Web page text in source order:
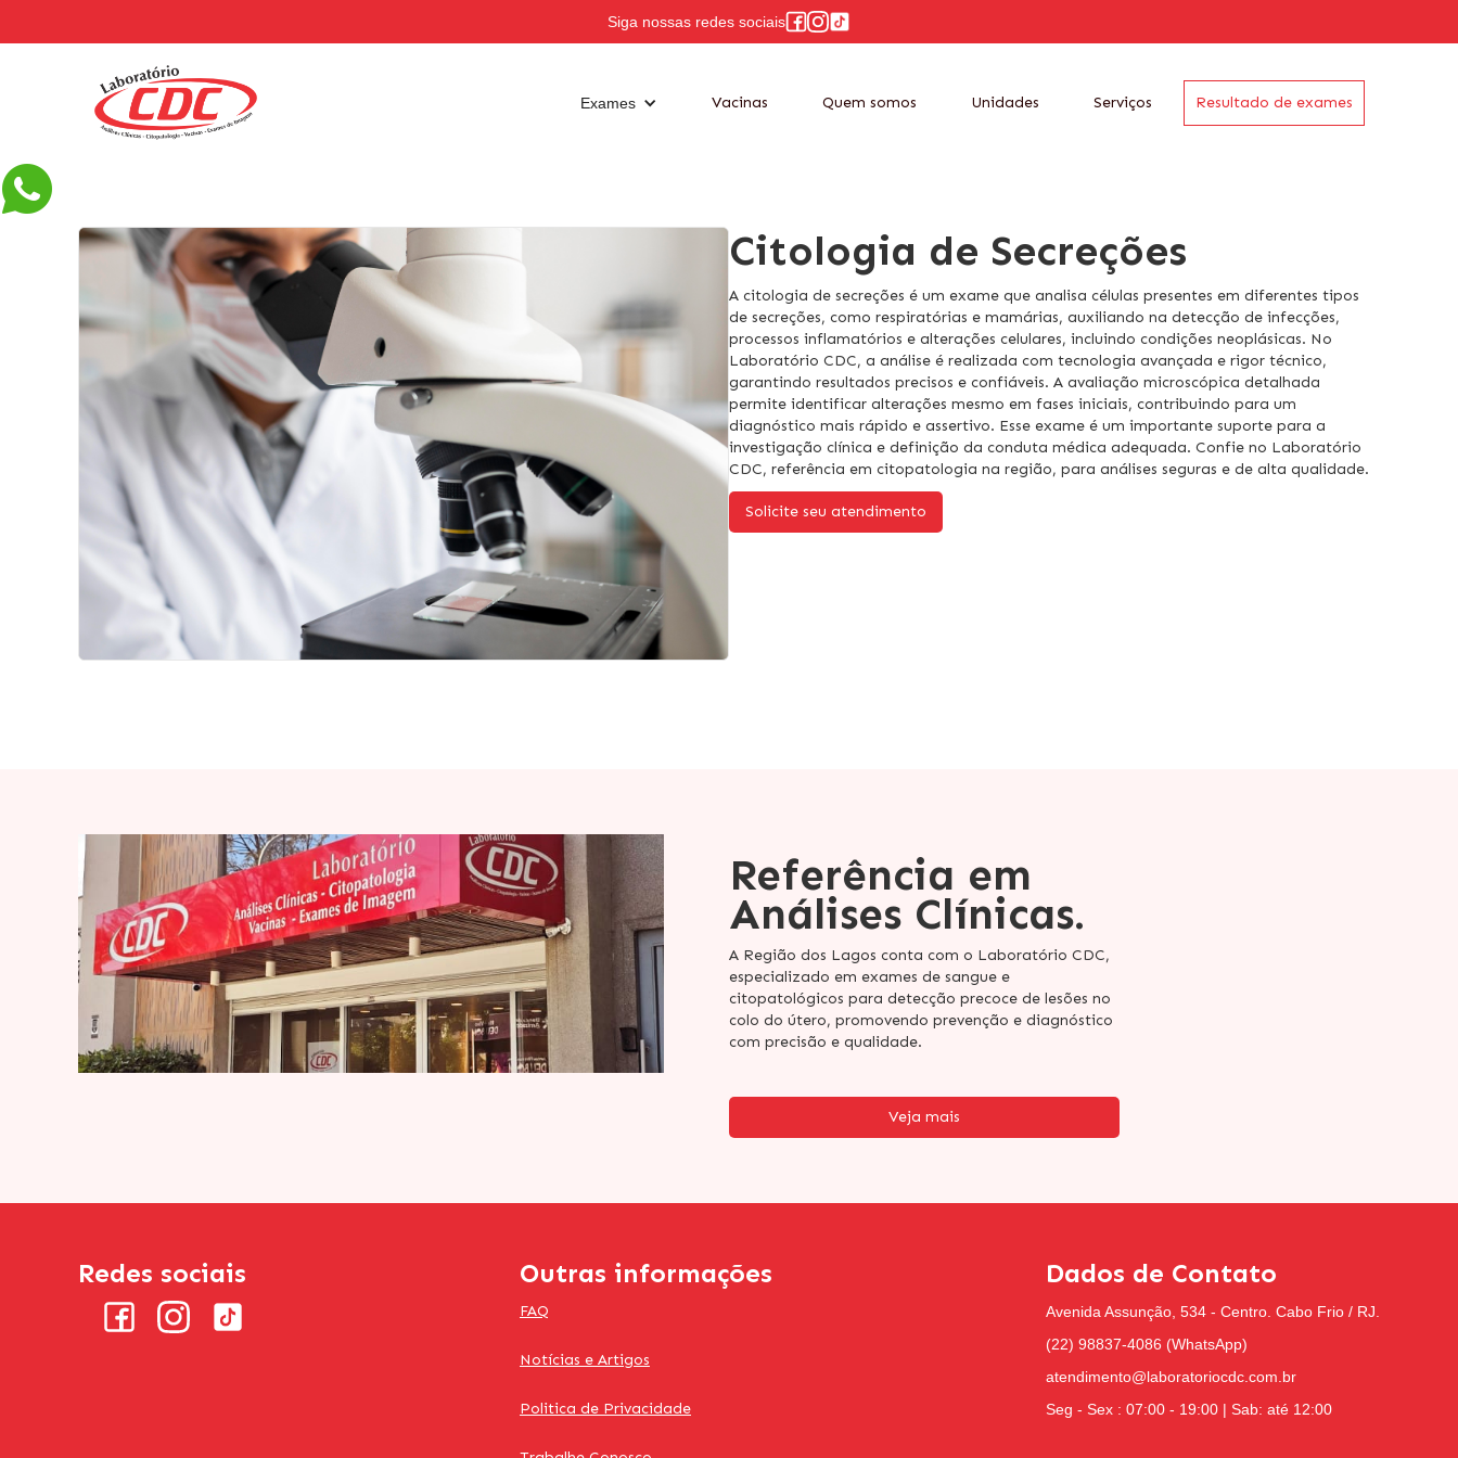
Siga nossas redes sociais
Exames Vacinas Quem somos Unidades Serviços Resultado de exames
Citologia de Secreções
A citologia de secreções é um exame que analisa células presentes em diferentes tipos
de secreções, como respiratórias e mamárias, auxiliando na detecção de infecções,
processos inflamatórios e alterações celulares, incluindo condições neoplásicas. No
Laboratório CDC, a análise é realizada com tecnologia avançada e rigor técnico,
garantindo resultados precisos e confiáveis. A avaliação microscópica detalhada
permite identificar alterações mesmo em fases iniciais, contribuindo para um
diagnóstico mais rápido e assertivo. Esse exame é um importante suporte para a
investigação clínica e definição da conduta médica adequada. Confie no Laboratório
CDC, referência em citopatologia na região, para análises seguras e de alta qualidade.
Solicite seu atendimento
Referência em
Análises Clínicas.
A Região dos Lagos conta com o Laboratório CDC,
especializado em exames de sangue e
citopatológicos para detecção precoce de lesões no
colo do útero, promovendo prevenção e diagnóstico
com precisão e qualidade.
Veja mais
Redes sociais Outras informações
FAQ
Notícias e Artigos
Politica de Privacidade
Dados de Contato
Avenida Assunção, 534 - Centro. Cabo Frio / RJ.
(22) 98837-4086 (WhatsApp)
atendimento@laboratoriocdc.com.br
Seg - Sex : 07:00 - 19:00 | Sab: até 12:00